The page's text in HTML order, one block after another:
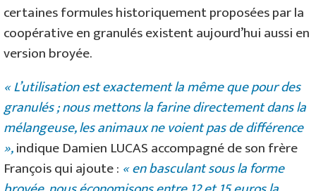
certaines formules historiquement proposées par la
coopérative en granulés existent aujourd’hui aussi en
version broyée.
« L’utilisation est exactement la même que pour des
granulés ; nous mettons la farine directement dans la
mélangeuse, les animaux ne voient pas de différence
»,indique Damien LUCAS accompagné de son frère
François qui ajoute : « en basculant sous la forme